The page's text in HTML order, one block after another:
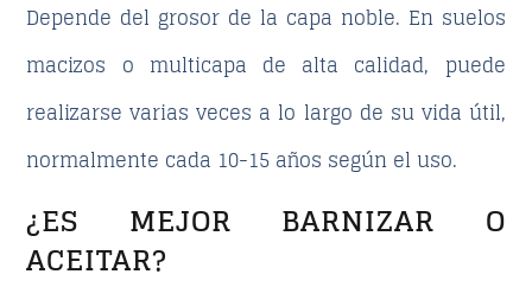
Depende del grosor de la capa noble. En suelos
macizos o multicapa de alta calidad, puede
realizarse varias veces a lo largo de su vida útil,
normalmente cada 10-15 años según el uso.
¿ES MEJOR BARNIZAR O
ACEITAR?